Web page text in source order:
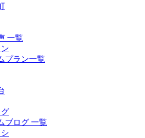
一覧
プラン一覧
ブログ 一覧